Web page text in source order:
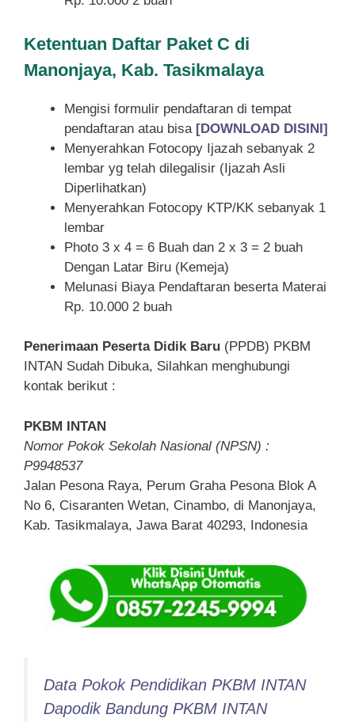
Ketentuan Daftar Paket C di
Manonjaya, Kab. Tasikmalaya
Mengisi formulir pendaftaran di tempat
pendaftaran atau bisa [DOWNLOAD DISINI]
Menyerahkan Fotocopy Ijazah sebanyak 2
lembar yg telah dilegalisir (Ijazah Asli
Diperlihatkan)
Menyerahkan Fotocopy KTP/KK sebanyak 1
lembar
Photo 3 x 4 = 6 Buah dan 2 x 3 = 2 buah
Dengan Latar Biru (Kemeja)
Melunasi Biaya Pendaftaran beserta Materai
Rp. 10.000 2 buah
Penerimaan Peserta Didik Baru (PPDB) PKBM
INTAN Sudah Dibuka, Silahkan menghubungi
kontak berikut :
PKBM INTAN
Nomor Pokok Sekolah Nasional (NPSN) :
P9948537
Jalan Pesona Raya, Perum Graha Pesona Blok A
No 6, Cisaranten Wetan, Cinambo, di Manonjaya,
Kab. Tasikmalaya, Jawa Barat 40293, Indonesia
Data Pokok Pendidikan PKBM INTAN
Dapodik Bandung PKBM INTAN